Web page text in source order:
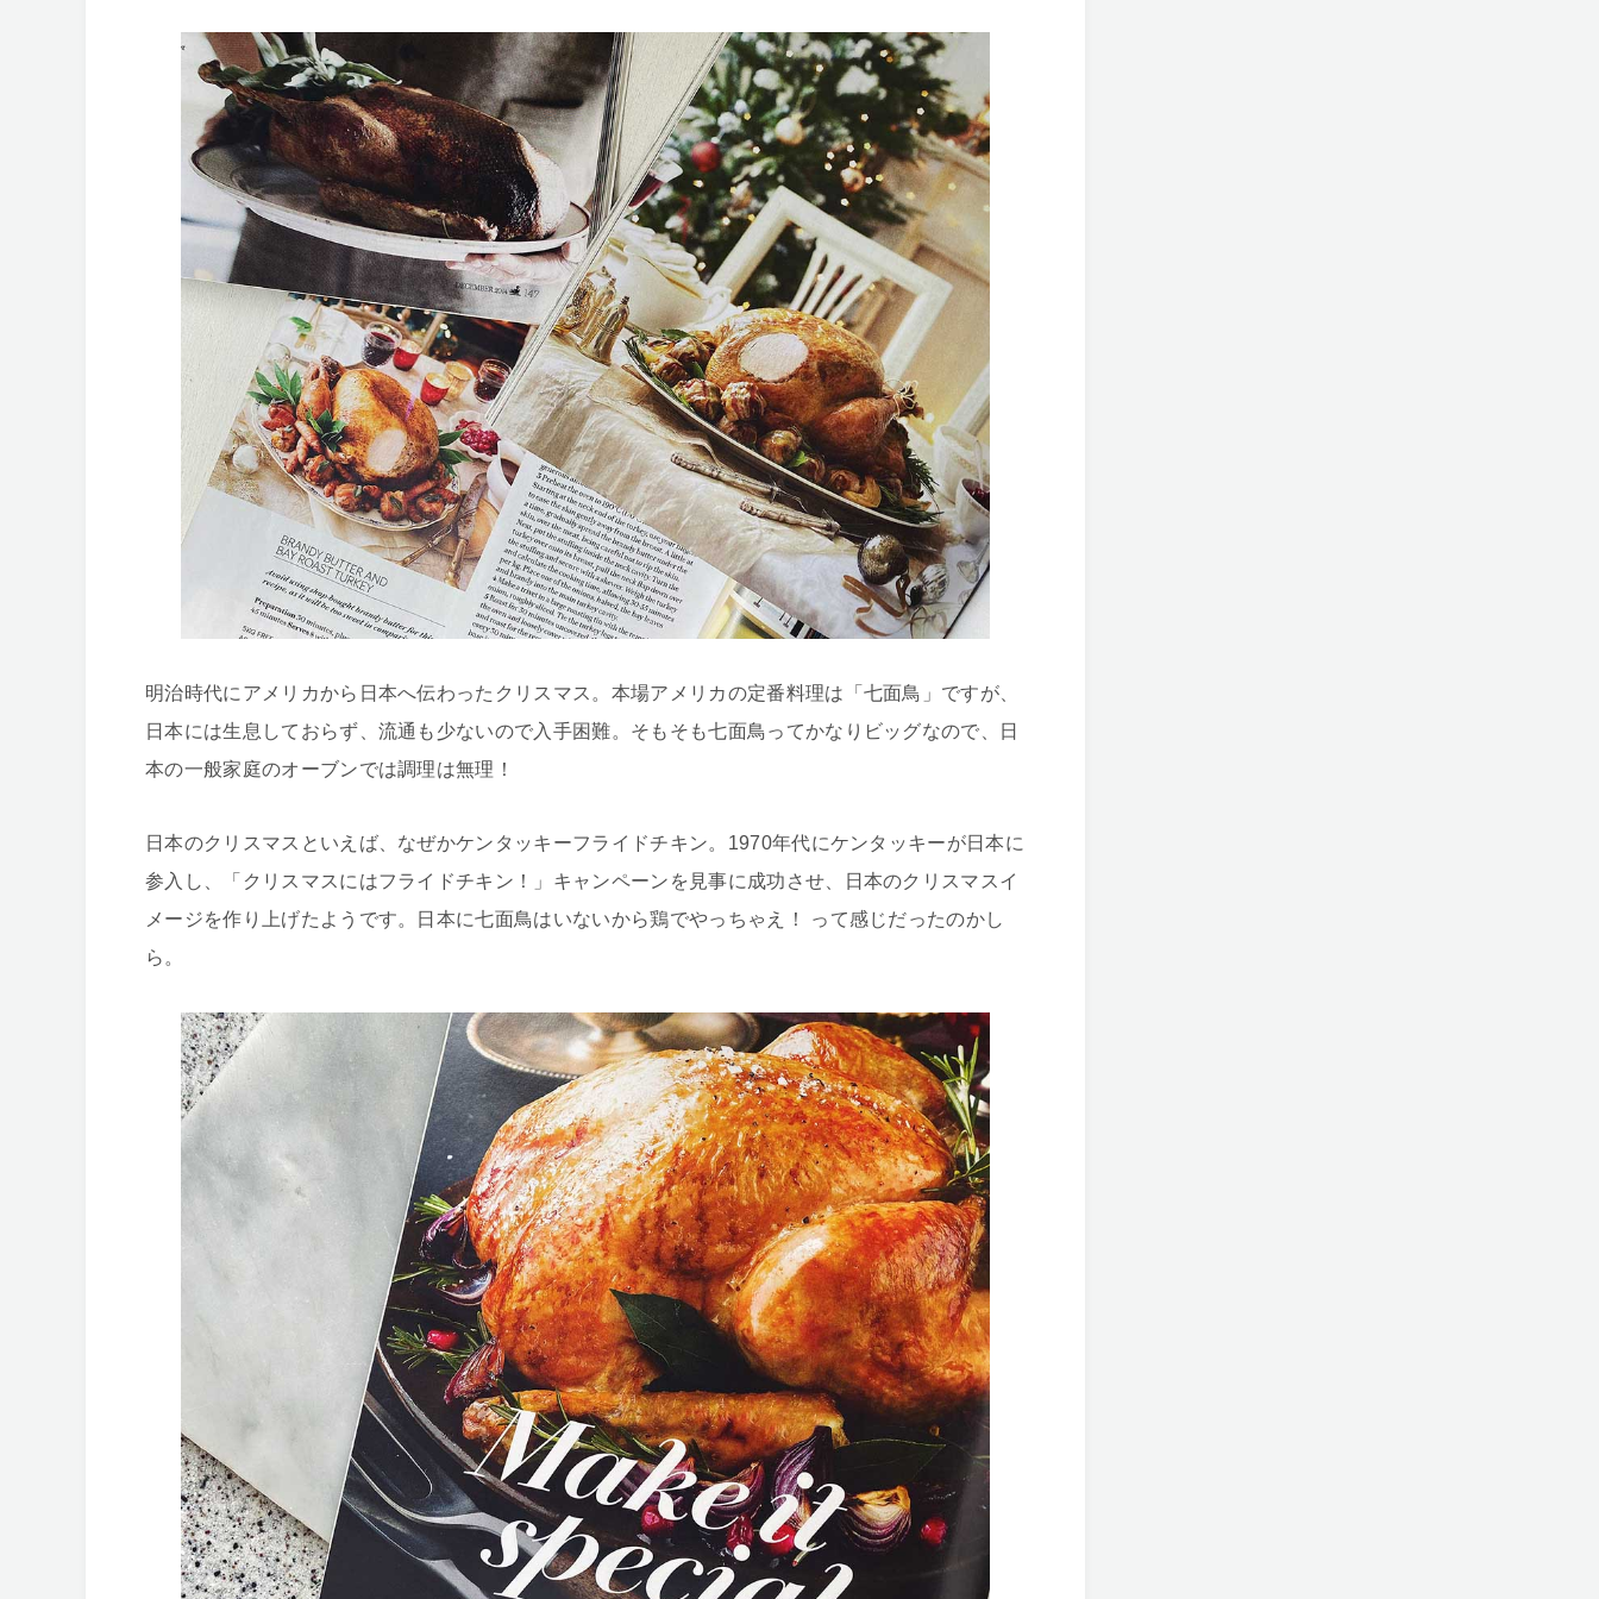
明治時代にアメリカから日本へ伝わったクリスマス。本場アメリカの定番料理は「七面鳥」ですが、
日本には生息しておらず、流通も少ないので入手困難。そもそも七面鳥ってかなりビッグなので、日
本の一般家庭のオーブンでは調理は無理！
日本のクリスマスといえば、なぜかケンタッキーフライドチキン。1970年代にケンタッキーが日本に
参入し、「クリスマスにはフライドチキン！」キャンペーンを見事に成功させ、日本のクリスマスイ
メージを作り上げたようです。日本に七面鳥はいないから鶏でやっちゃえ！ って感じだったのかし
ら。